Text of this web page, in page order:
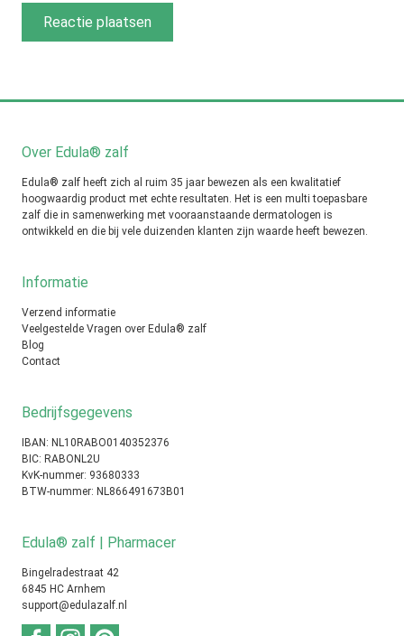
Over Edula® zalf
Edula® zalf heeft zich al ruim 35 jaar bewezen als een kwalitatief
hoogwaardig product met echte resultaten. Het is een multi toepasbare
zalf die in samenwerking met vooraanstaande dermatologen is
ontwikkeld en die bij vele duizenden klanten zijn waarde heeft bewezen.
Informatie
Verzend informatie
Veelgestelde Vragen over Edula® zalf
Blog
Contact
Bedrijfsgegevens
IBAN: NL10RABO0140352376
BIC: RABONL2U
KvK-nummer: 93680333
BTW-nummer: NL866491673B01
Edula® zalf | Pharmacer
Bingelradestraat 42
6845 HC Arnhem
support@edulazalf.nl